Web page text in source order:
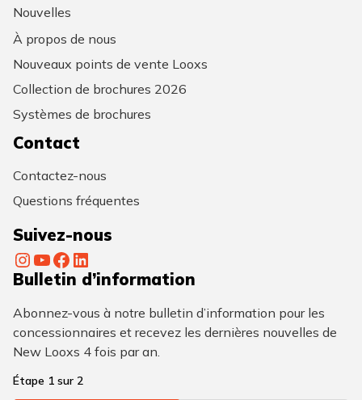
Nouvelles
À propos de nous
Nouveaux points de vente Looxs
Collection de brochures 2026
Systèmes de brochures
Contact
Contactez-nous
Questions fréquentes
Suivez-nous
InstagramYouTube Facebook LinkedIn
Bulletin d’information
Abonnez-vous à notre bulletin d’information pour les
concessionnaires et recevez les dernières nouvelles de
New Looxs 4 fois par an.
Étape 1 sur 2